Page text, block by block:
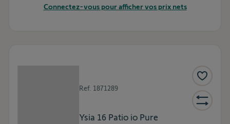
Connectez-vous pour afficher vos prix nets
Ref. 1871289
Ysia 16 Patio io Pure